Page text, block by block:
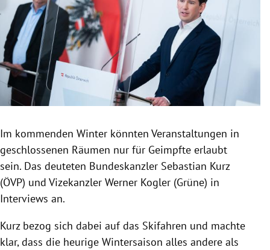
Untermenü
Untermenü
Untermenü
Untermenü
Untermenü
Im kommenden Winter könnten Veranstaltungen in
geschlossenen Räumen nur für Geimpfte erlaubt
sein. Das deuteten Bundeskanzler Sebastian Kurz
(ÖVP) und Vizekanzler Werner Kogler (Grüne) in
Interviews an.
Kurz bezog sich dabei auf das Skifahren und machte
klar, dass die heurige Wintersaison alles andere als